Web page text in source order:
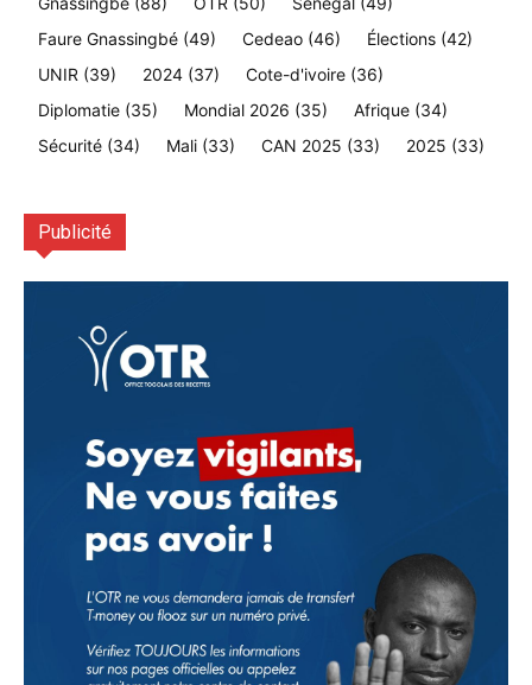
Faure Gnassingbé (49) Cedeao (46) Élections (42)
UNIR (39) 2024 (37) Cote-d'ivoire (36)
Diplomatie (35) Mondial 2026 (35) Afrique (34)
Sécurité (34) Mali (33) CAN 2025 (33) 2025 (33)
Publicité